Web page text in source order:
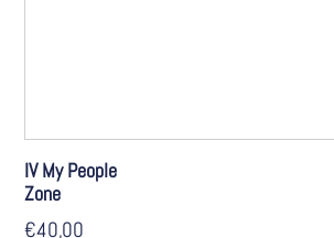
IV My People
Zone
€40,00